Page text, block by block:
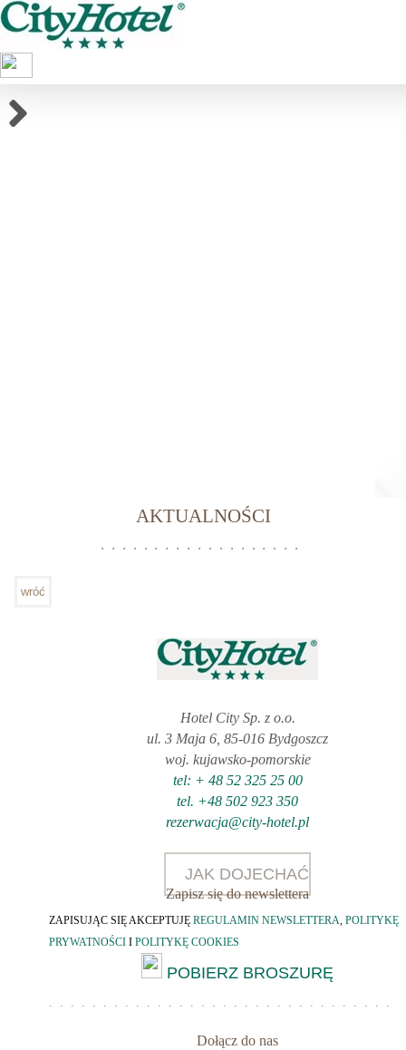
AKTUALNOŚCI
wróć
Hotel City Sp. z o.o.
ul. 3 Maja 6, 85-016 Bydgoszcz
woj. kujawsko-pomorskie
tel: + 48 52 325 25 00
tel. +48 502 923 350
rezerwacja@city-hotel.pl
JAK DOJECHAĆ
Zapisz się do newslettera
ZAPISUJĄC SIĘ AKCEPTUJĘ REGULAMIN NEWSLETTERA, POLITYKĘ
PRYWATNOŚCI I POLITYKĘ COOKIES
POBIERZ BROSZURĘ
Dołącz do nas